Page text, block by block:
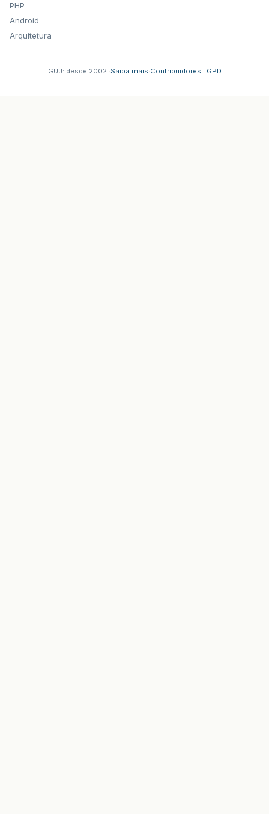
PHP
Android
Arquitetura
GUJ: desde 2002. Saiba mais Contribuidores LGPD